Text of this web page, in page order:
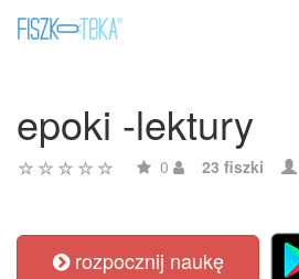
epoki -lektury
0 23 fiszki
rozpocznij naukę